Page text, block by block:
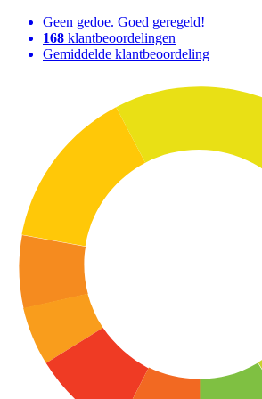
Geen gedoe. Goed geregeld!
168 klantbeoordelingen
Gemiddelde klantbeoordeling